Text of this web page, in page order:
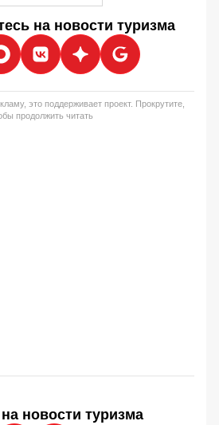
на новости туризма
это поддерживает проект. Прокрутите,
продолжить читать
новости туризма